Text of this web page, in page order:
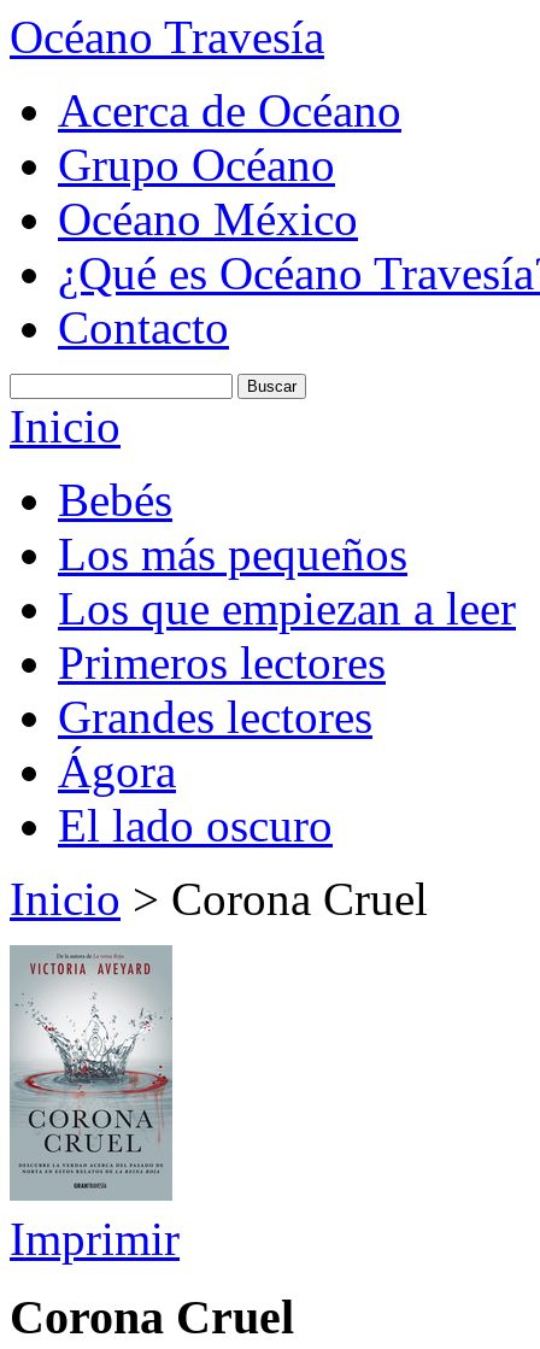
Océano Travesía
Acerca de Océano
Grupo Océano
Océano México
¿Qué es Océano
Contacto
Inicio
Bebés
Los más pequeños
Los que empiezan a leer
Primeros lectores
Grandes lectores
Ágora
El lado oscuro
Inicio > Corona Cruel
Imprimir
Corona Cruel